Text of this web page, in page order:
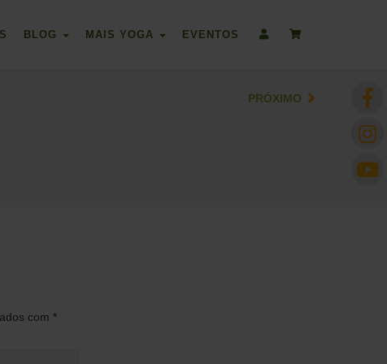
BLOG MAIS YOGA EVENTOS
PRÓXIMO
com *